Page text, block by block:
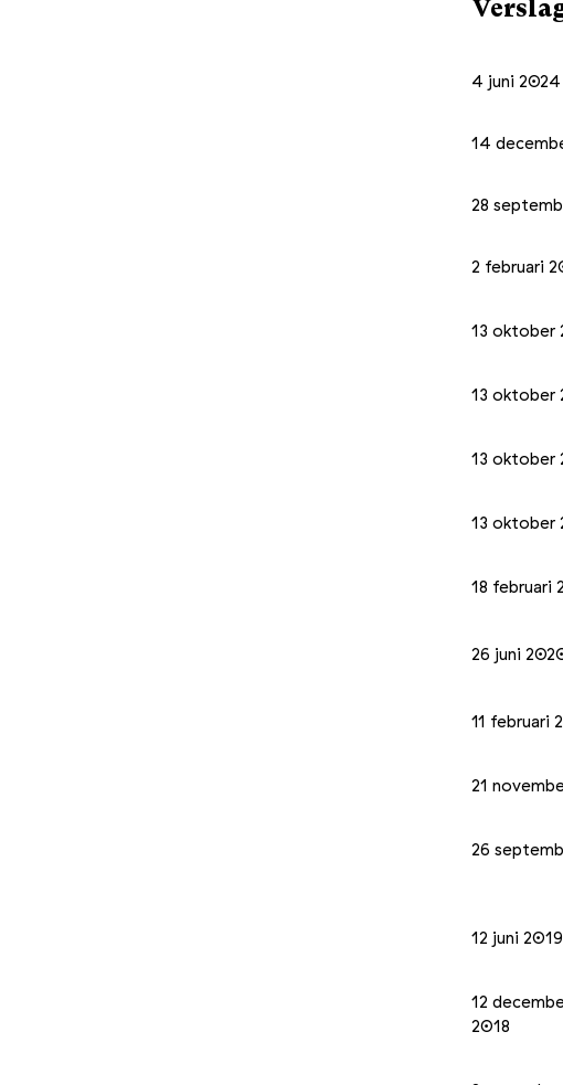
4 juni 2024
14
28
2 februari
13 oktober
13 oktober
13 oktober
13 oktober
18 februari
26 juni
11 februari
21
26
12 juni 2019
12
2018